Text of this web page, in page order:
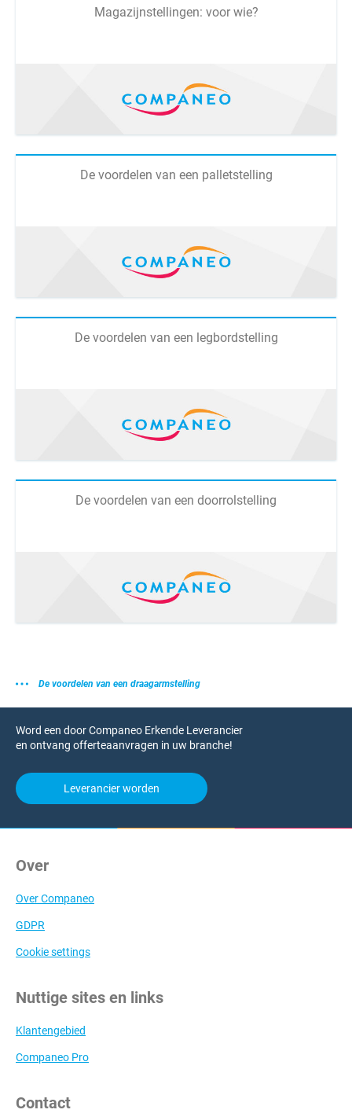
Magazijnstellingen: voor wie?
De voordelen van een palletstelling
De voordelen van een legbordstelling
De voordelen van een doorrolstelling
De voordelen van een draagarmstelling
Word een door Companeo Erkende Leverancier
en ontvang offerteaanvragen in uw branche!
Leverancier worden
Over
Over Companeo
GDPR
Cookie settings
Nuttige sites en links
Klantengebied
Companeo Pro
Contact